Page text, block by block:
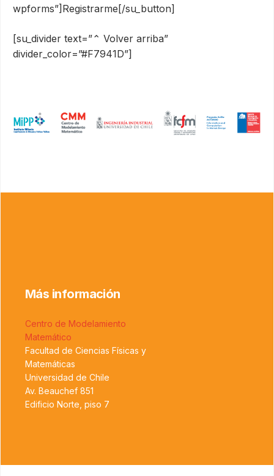
wpforms”]Registrarme[/su_button]
[su_divider text=”⌃ Volver arriba”
divider_color=”#F7941D”]
Más información
Centro de Modelamiento
Matemático
Facultad de Ciencias Físicas y
Matemáticas
Universidad de Chile
Av. Beauchef 851
Edificio Norte, piso 7